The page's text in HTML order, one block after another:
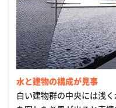
水と建物の構成が見事
白い建物群の中央には浅